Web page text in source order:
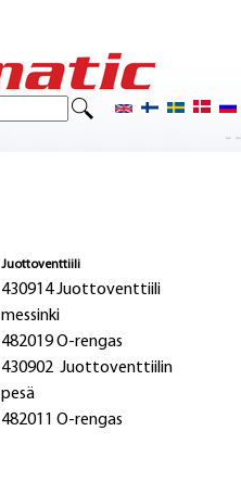
- -
Juottoventtiili
430914 Juottoventtiili
messinki
482019 O-rengas
430902 Juottoventtiilin
pesä
482011 O-rengas